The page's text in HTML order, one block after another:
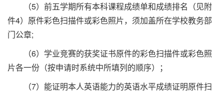
（5）前五学期所有本科课程成绩单和成绩排名（见附
件4）原件彩色扫描件或彩色照片，须加盖所在学校教务部
门公章;
（6）学业竞赛的获奖证书原件的彩色扫描件或彩色照
片各一份（按申请时系统中所填列的顺序）；
（7）能证明本人英语能力的英语水平成绩证明原件扫